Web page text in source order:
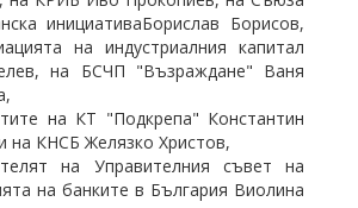
инициативаБорислав Борисов,
на индустриалния капитал
на БСЧП "Възраждане" Ваня
на КТ "Подкрепа" Константин
на КНСБ Желязко Христов,
на Управителния съвет на
на банките в България Виолина